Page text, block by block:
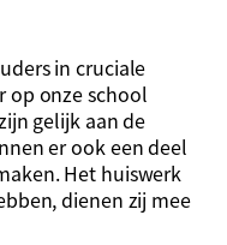
in cruciale
op onze school
gelijk aan de
er ook een deel
Het huiswerk
dienen zij mee